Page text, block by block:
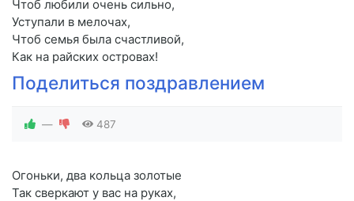
Чтоб любили очень сильно,
Уступали в мелочах,
Чтоб семья была счастливой,
Как на райских островах!
Поделиться поздравлением
— 487
Огоньки, два кольца золотые
Так сверкают у вас на руках,